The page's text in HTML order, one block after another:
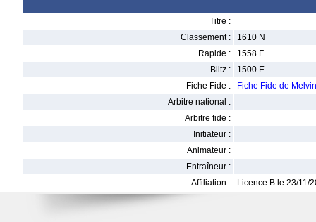
Titre :
Classement :
1610 N
Rapide :
1558 F
Blitz :
1500 E
Fiche Fide :
Fiche Fide de
Arbitre national :
Arbitre fide :
Initiateur :
Animateur :
Entraîneur :
Affiliation :
Licence B le 23/11/